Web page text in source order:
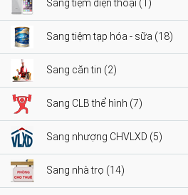
Sang tiệm điện thoại (1)
Sang tiệm tạp hóa - sữa (18)
Sang căn tin (2)
Sang CLB thể hình (7)
Sang nhượng CHVLXD (5)
Sang nhà trọ (14)